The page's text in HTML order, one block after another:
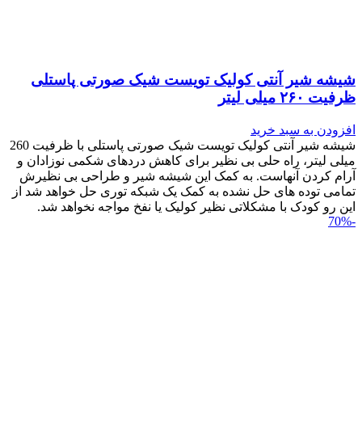
شیشه شیر آنتی کولیک تویست شیک صورتی پاستلی
ظرفیت ۲۶۰ میلی لیتر
افزودن به سبد خرید
شیشه شیر آنتی کولیک تویست شیک صورتی پاستلی با ظرفیت 260
میلی لیتر، راه حلی بی نظیر برای کاهش دردهای شکمی نوزادان و
آرام کردن آنهاست. به کمک این شیشه شیر و طراحی بی نظیرش
تمامی توده های حل نشده به کمک یک شبکه توری حل خواهد شد از
این رو کودک با مشکلاتی نظیر کولیک یا نفخ مواجه نخواهد شد.
-70%